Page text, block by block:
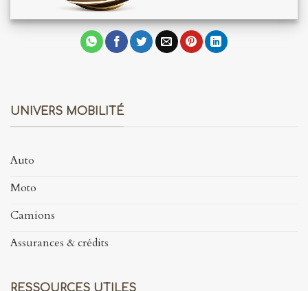
UNIVERS MOBILITÉ
Auto
Moto
Camions
Assurances & crédits
RESSOURCES UTILES